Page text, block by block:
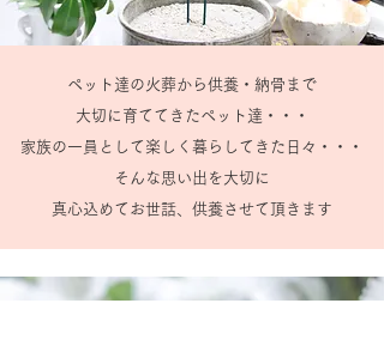
ペット達の火葬から供養・納骨まで
大切に育ててきたペット達・・・
家族の一員として楽しく暮らしてきた日々・・・
そんな思い出を大切に
真心込めてお世話、供養させて頂きます